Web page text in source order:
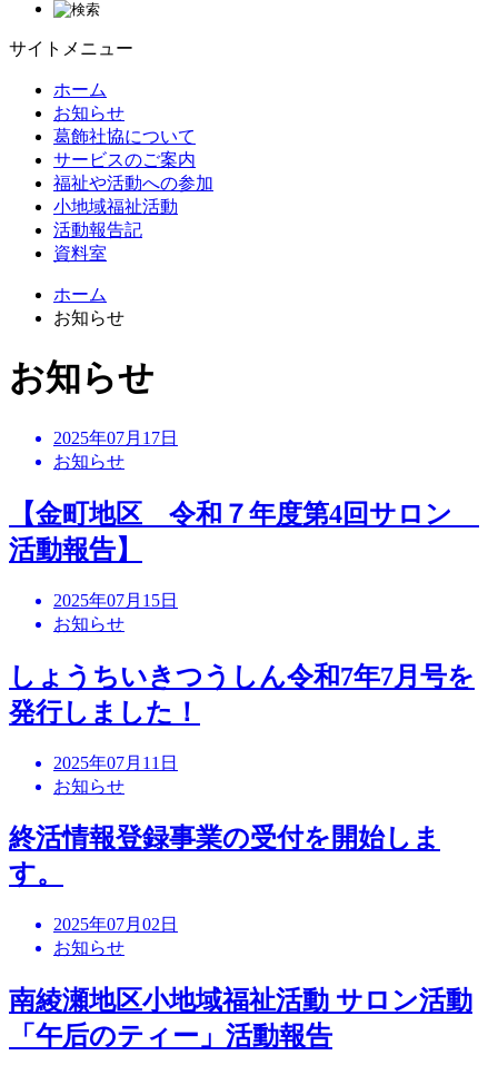
サイトメニュー
ホーム
お知らせ
葛飾社協について
サービスのご案内
福祉や活動への参加
小地域福祉活動
活動報告記
資料室
ホーム
お知らせ
お知らせ
2025年07月17日
お知らせ
【金町地区 令和７年度第4回サロン
活動報告】
2025年07月15日
お知らせ
しょうちいきつうしん令和7年7月号を
発行しました！
2025年07月11日
お知らせ
終活情報登録事業の受付を開始しま
す。
2025年07月02日
お知らせ
南綾瀬地区小地域福祉活動 サロン活動
「午后のティー」活動報告